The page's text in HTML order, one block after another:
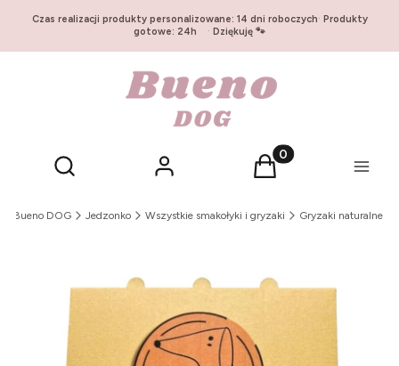
Czas realizacji produkty personalizowane: 14 dni roboczych· Produkty
gotowe: 24h · Dziękuję 🐾
Otwórz wyszukiwarkę
Szukaj Zaloguj się Produkty w
Koszyk Menu
Bueno DOG Jedzonko Wszystkie smakołyki i gryzaki Gryzaki naturalne